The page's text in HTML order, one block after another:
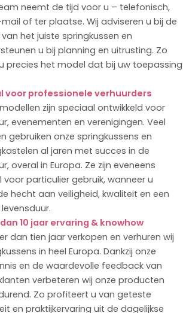
neemt de tijd voor u – telefonisch,
of ter plaatse. Wij adviseren u bij de
van het juiste springkussen en
u bij planning en uitrusting. Zo
precies het model dat bij uw toepassing
voor professionele verhuurders
zijn speciaal ontwikkeld voor
evenementen en verenigingen. Veel
gebruiken onze springkussens en
al jaren met succes in de
overal in Europa. Ze zijn eveneens
voor particulier gebruik, wanneer u
hecht aan veiligheid, kwaliteit en een
10 jaar ervaring & knowhow
dan tien jaar verkopen en verhuren wij
in heel Europa. Dankzij onze
en de waardevolle feedback van
verbeteren wij onze producten
Zo profiteert u van geteste
en praktijkervaring uit de dagelijkse